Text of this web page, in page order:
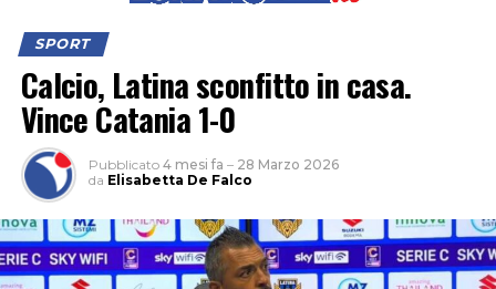
SPORT
Calcio, Latina sconfitto in casa.
Vince Catania 1-0
Pubblicato 4 mesi fa – 28 Marzo 2026
da Elisabetta De Falco